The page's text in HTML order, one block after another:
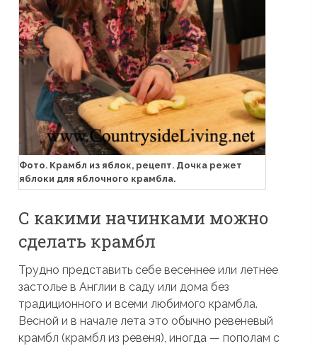
Фото. Крамбл из яблок, рецепт. Дочка режет
яблоки для яблочного крамбла.
С какими начинками можно
сделать крамбл
Трудно представить себе весеннее или летнее
застолье в Англии в саду или дома без
традиционного и всеми любимого крамбла.
Весной и в начале лета это обычно ревеневый
крамбл (крамбл из ревеня), иногда — пополам с